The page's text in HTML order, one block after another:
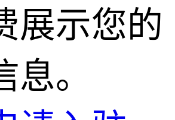
展示您的
。